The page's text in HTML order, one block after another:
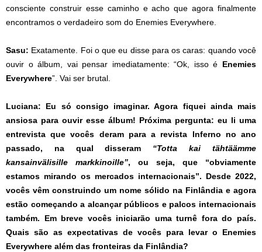
consciente construir esse caminho e acho que agora finalmente
encontramos o verdadeiro som do Enemies Everywhere.
Sasu: Exatamente. Foi o que eu disse para os caras: quando você
ouvir o álbum, vai pensar imediatamente: “Ok, isso é Enemies
Everywhere”. Vai ser brutal.
Luciana:
Eu só consigo imaginar. Agora fiquei ainda mais
ansiosa para ouvir esse álbum! Próxima pergunta: eu li uma
entrevista que vocês deram para a revista Inferno no ano
passado, na qual disseram “Totta kai tähtäämme
kansainvälisille markkinoille”, ou seja, que “obviamente
estamos mirando os mercados internacionais”. Desde 2022,
vocês vêm construindo um nome sólido na Finlândia e agora
estão começando a alcançar públicos e palcos internacionais
também. Em breve vocês iniciarão uma turnê fora do país.
Quais são as expectativas de vocês para levar o Enemies
Everywhere além das fronteiras da Finlândia?